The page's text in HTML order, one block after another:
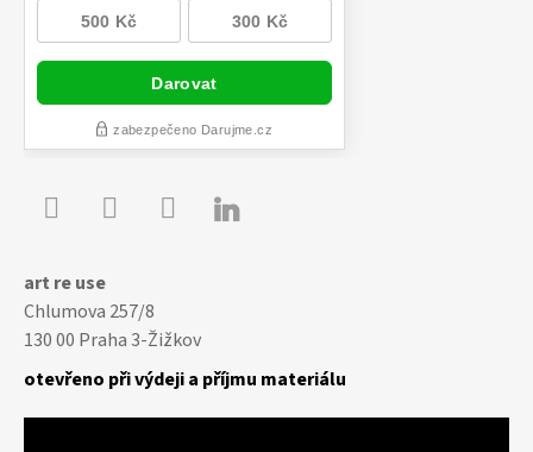

art re use
Chlumova 257/8
130 00 Praha 3-Žižkov
otevřeno při výdeji a příjmu materiálu